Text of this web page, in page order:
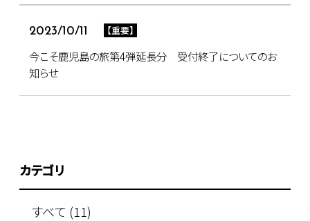
2023/10/11 【重要】
今こそ鹿児島の旅第4弾延長分 受付終了についてのお
知らせ
カテゴリ
すべて (11)